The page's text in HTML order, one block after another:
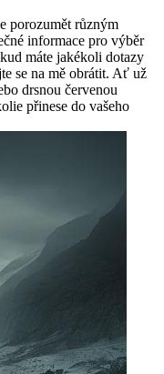
porozumět různým
informace pro výběr
máte jakékoli dotazy
se na mě obrátit. Ať už
drsnou červenou
přinese do vašeho